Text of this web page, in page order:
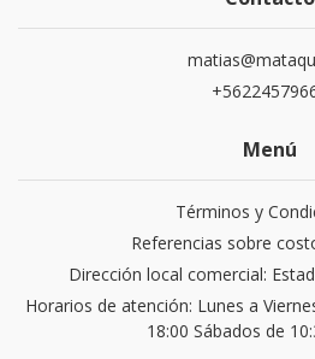
Menú
Términos y
Referencias sobre
Dirección local comercial:
Horarios de atención: Lunes a
18:00 Sábados de